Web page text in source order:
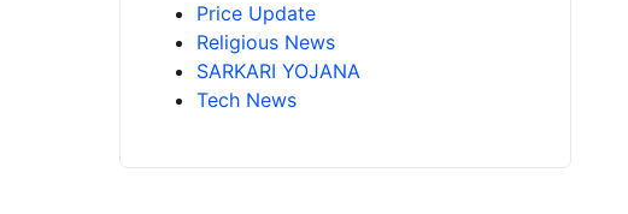
Price Update
Religious News
SARKARI YOJANA
Tech News